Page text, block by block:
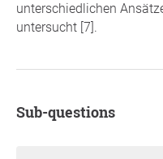
unterschiedlichen
untersucht [7].
Sub-questions